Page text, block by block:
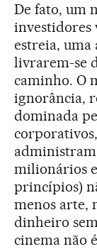
De fato, um
investidores
estreia,
livrarem-se
caminho. O
ignorância,
dominada
milionários
princípios)
menos arte,
dinheiro
cinema não